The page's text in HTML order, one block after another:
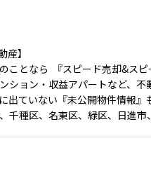
】
ことなら 『スピード売却&ス
ション・収益アパートなど、不
出ていない『未公開物件情報』
千種区、名東区、緑区、日進